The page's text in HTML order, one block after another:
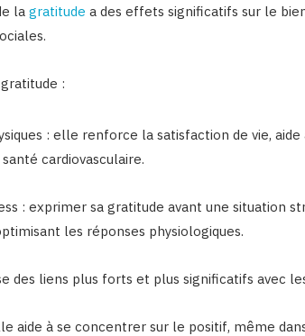
la gratitude a des effets significatifs sur le
:
: elle renforce la satisfaction de vie,
cardiovasculaire.
: exprimer sa gratitude avant une situation
les réponses physiologiques.
des liens plus forts et plus significatifs avec
aide à se concentrer sur le positif, même